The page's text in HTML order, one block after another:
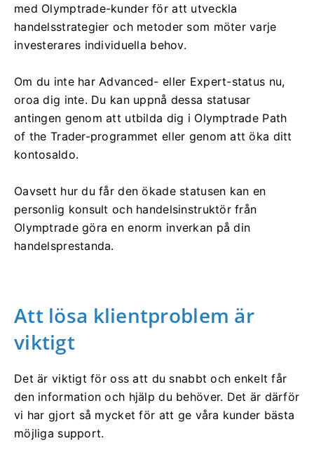
med Olymptrade-kunder för att utveckla
handelsstrategier och metoder som möter varje
investerares individuella behov.
Om du inte har Advanced- eller Expert-status nu,
oroa dig inte. Du kan uppnå dessa statusar
antingen genom att utbilda dig i Olymptrade Path
of the Trader-programmet eller genom att öka ditt
kontosaldo.
Oavsett hur du får den ökade statusen kan en
personlig konsult och handelsinstruktör från
Olymptrade göra en enorm inverkan på din
handelsprestanda.
Att lösa klientproblem är
viktigt
Det är viktigt för oss att du snabbt och enkelt får
den information och hjälp du behöver. Det är därför
vi har gjort så mycket för att ge våra kunder bästa
möjliga support.